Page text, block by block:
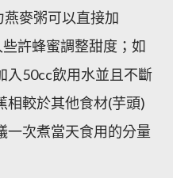
麥粥可以直接加
許蜂蜜調整甜度；如
入50cc飲用水並且不斷
相較於其他食材(芋頭)
一次煮當天食用的分量